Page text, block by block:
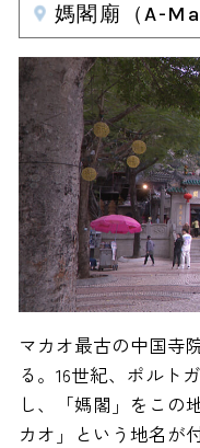
媽閣廟（A-
マカオ最古の中国寺
る。16世紀、ポルト
し、「媽閣」をこの
カオ」という地名が